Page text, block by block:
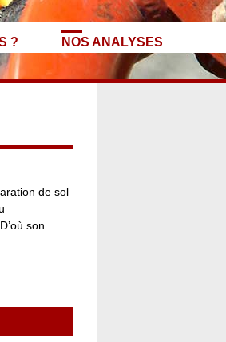
? NOS ANALYSES
de sol
son